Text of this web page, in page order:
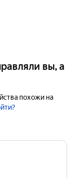
вы, а
похожи на